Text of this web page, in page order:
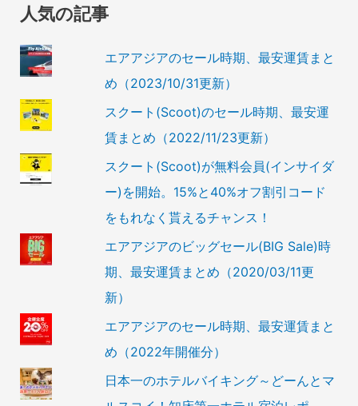
人気の記事
エアアジアのセール時期、最安運賃まと
め（2023/10/31更新）
スクート(Scoot)のセール時期、最安運
賃まとめ（2022/11/23更新）
スクート(Scoot)が無料会員(インサイダ
ー)を開始。15%と40%オフ割引コード
をもれなく貰えるチャンス！
エアアジアのビッグセール(BIG Sale)時
期、最安運賃まとめ（2020/03/11更
新）
エアアジアのセール時期、最安運賃まと
め（2022年開催分）
日本一のホテルバイキング～どーんとマ